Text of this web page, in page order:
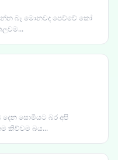
බෑ මොනවද පෙව්වේ කෝ
දෙන සොමියට බර අපි
කිව්වම බය...